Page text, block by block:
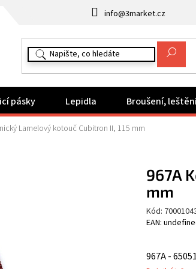
info@3market.cz
pásky Lepidla Broušení,
Lamelový kotouč Cubitron II, 115 mm
967A -
967A
mm
Kód:
EAN: